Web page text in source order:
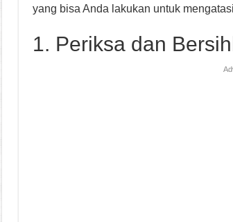
yang bisa Anda lakukan untuk
1. Periksa dan